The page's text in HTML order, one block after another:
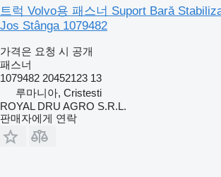
트럭 Volvo용 패스너 Suport Bară
Jos Stânga 1079482
가격은 요청 시 공개
패스너
1079482 20452123 13
루마니아, Cristesti
ROYAL DRU AGRO S.R.L.
판매자에게 연락